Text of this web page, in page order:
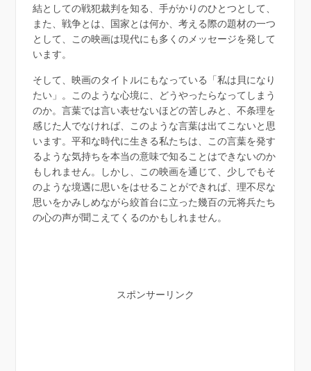
結としての戦犯裁判を知る、手がかりのひとつとして、
また、戦争とは、国家とは何か、考える際の題材の一つ
として、この映画は現代にも多くのメッセージを発して
います。
そして、映画のタイトルにもなっている「私は貝になり
たい」。このような心境に、どうやったらなってしまう
のか。言葉では言い表せないほどの苦しみと、不条理を
感じた人でなければ、このような言葉は出てこないと思
います。平和な時代に生きる私たちは、この言葉を発す
るような気持ちを本当の意味で知ることはできないのか
もしれません。しかし、この映画を通じて、少しでもそ
のような境遇に思いをはせることができれば、理不尽な
思いをかみしめながら絞首台に立った幾百の元将兵たち
の心の声が聞こえてくるのかもしれません。
スポンサーリンク